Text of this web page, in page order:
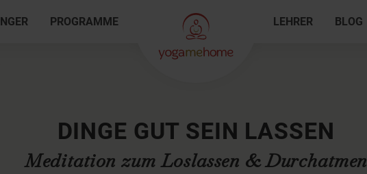
PROGRAMME LEHRER BLOG
DINGE GUT SEIN LASSEN
Meditation zum Loslassen & Durchatmen